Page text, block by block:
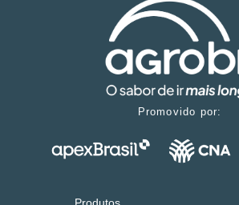
Promovido por: